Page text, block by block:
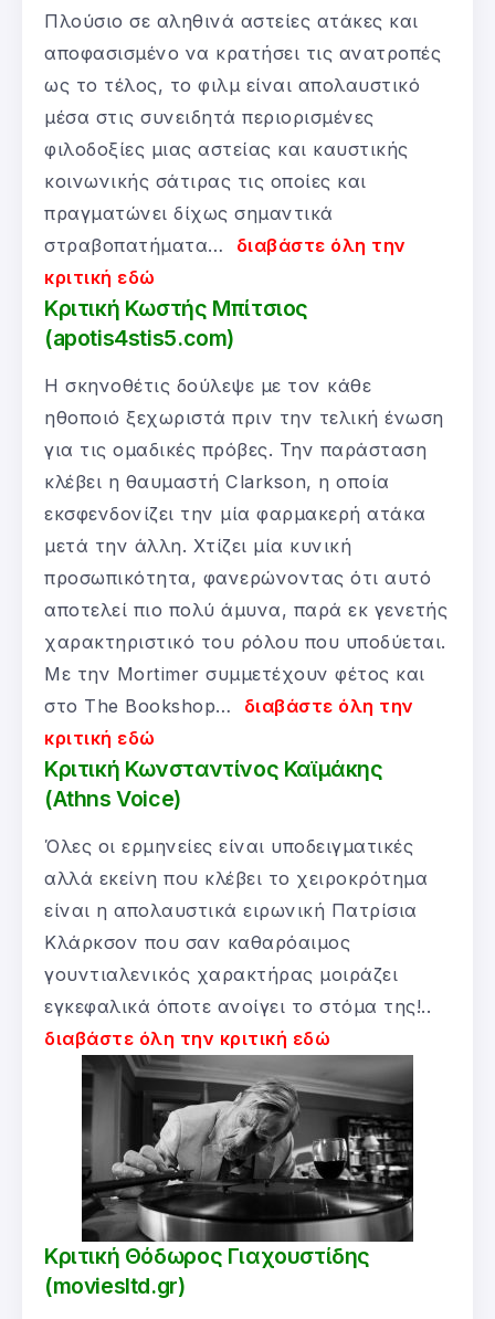
Πλούσιο σε αληθινά αστείες ατάκες και
αποφασισμένο να κρατήσει τις ανατροπές
ως το τέλος, το φιλμ είναι απολαυστικό
μέσα στις συνειδητά περιορισμένες
φιλοδοξίες μιας αστείας και καυστικής
κοινωνικής σάτιρας τις οποίες και
πραγματώνει δίχως σημαντικά
στραβοπατήματα… διαβάστε όλη την
κριτική εδώ
Κριτική Κωστής Μπίτσιος
(apotis4stis5.com)
Η σκηνοθέτις δούλεψε με τον κάθε
ηθοποιό ξεχωριστά πριν την τελική ένωση
για τις ομαδικές πρόβες. Την παράσταση
κλέβει η θαυμαστή Clarkson, η οποία
εκσφενδονίζει την μία φαρμακερή ατάκα
μετά την άλλη. Χτίζει μία κυνική
προσωπικότητα, φανερώνοντας ότι αυτό
αποτελεί πιο πολύ άμυνα, παρά εκ γενετής
χαρακτηριστικό του ρόλου που υποδύεται.
Με την Mortimer συμμετέχουν φέτος και
στο The Bookshop… διαβάστε όλη την
κριτική εδώ
Κριτική Κωνσταντίνος Καϊμάκης
(Athns Voice)
Όλες οι ερμηνείες είναι υποδειγματικές
αλλά εκείνη που κλέβει το χειροκρότημα
είναι η απολαυστικά ειρωνική Πατρίσια
Κλάρκσον που σαν καθαρόαιμος
γουντιαλενικός χαρακτήρας μοιράζει
εγκεφαλικά όποτε ανοίγει το στόμα της!..
διαβάστε όλη την κριτική εδώ
Κριτική Θόδωρος Γιαχουστίδης
(moviesltd.gr)